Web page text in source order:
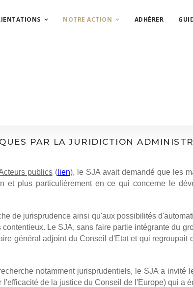
NOTRE ACTION ADHÉRER
PAR LA JURIDICTION
publics(lien), le SJA avait demandé que les
et plus particulièrement en ce qui concerne le
de jurisprudence ainsi qu'aux possibilités
Le SJA, sans faire partie intégrante du
général adjoint du Conseil d'Etat et qui regroupait
notamment jurisprudentiels, le SJA a invité
l'efficacité de la justice du Conseil de l'Europe) qui a